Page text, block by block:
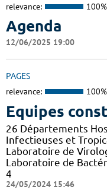
relevance: 100%
Agenda
12/06/2025 19:00
PAGES
relevance: 100%
Equipes
26 Départements
Infectieuses et
Laboratoire de
Laboratoire de
4
24/05/2024 15:46